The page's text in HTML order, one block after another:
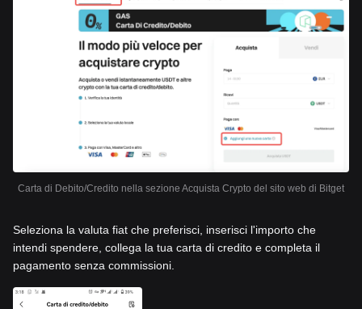
Carta di Debito/Credito nella sezione Acquista Crypto del sito web di Bitget
Seleziona la valuta fiat che preferisci, inserisci l'importo che
intendi spendere, collega la tua carta di credito e completa il
pagamento senza commissioni.